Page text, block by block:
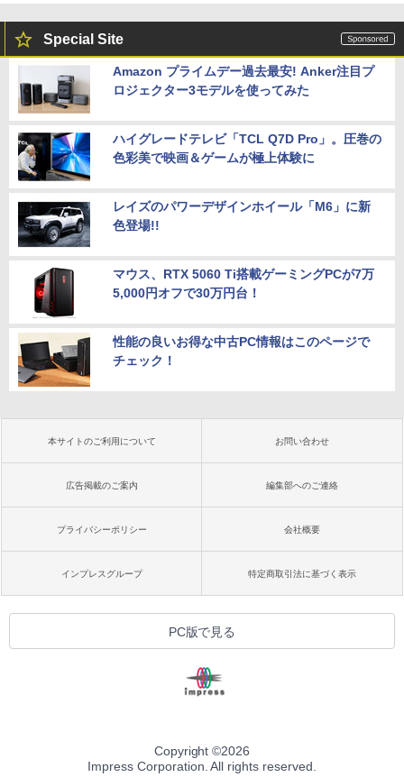
Special Site
Amazon プライムデー過去最安! Anker注目プ
ロジェクター3モデルを使ってみた
ハイグレードテレビ「TCL Q7D Pro」。圧巻の
色彩美で映画＆ゲームが極上体験に
レイズのパワーデザインホイール「M6」に新
色登場!!
マウス、RTX 5060 Ti搭載ゲーミングPCが7万
5,000円オフで30万円台！
性能の良いお得な中古PC情報はこのページで
チェック！
本サイトのご利用について お問い合わせ
広告掲載のご案内 編集部へのご連絡
プライバシーポリシー 会社概要
インプレスグループ 特定商取引法に基づく表示
PC版で見る
Copyright ©2026
Impress Corporation. All rights reserved.